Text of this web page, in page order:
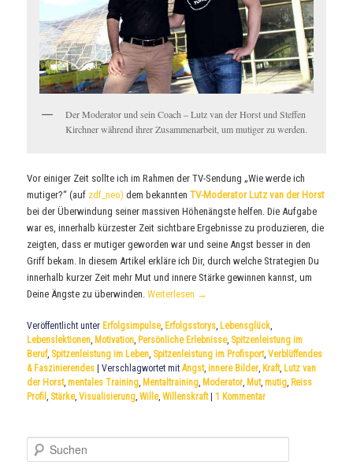
Der Moderator und sein Coach – Lutz van der Horst und Steffen
Kirchner während ihrer Zusammenarbeit, um mutiger zu werden.
Vor einiger Zeit sollte ich im Rahmen der TV-Sendung „Wie werde ich
mutiger?“ (auf zdf_neo) dem bekanntenTV-Moderator Lutz van der Horst
bei der Überwindung seiner massiven Höhenängste helfen. Die Aufgabe
war es, innerhalb kürzester Zeit sichtbare Ergebnisse zu produzieren, die
zeigten, dass er mutiger geworden war und seine Angst besser in den
Griff bekam. In diesem Artikel erkläre ich Dir, durch welche Strategien Du
innerhalb kurzer Zeit mehr Mut und innere Stärke gewinnen kannst, um
Deine Ängste zu überwinden.Weiterlesen →
Veröffentlicht unter Erfolgsimpulse, Erfolgsstorys, Lebensglück,
Lebenslektionen, Motivation, Persönliche Erlebnisse, Spitzenleistung im
Beruf, Spitzenleistung im Leben, Spitzenleistung im Profisport,Verblüffendes
& Faszinierendes
|Verschlagwortet mit Angst, innere Bilder, Kraft, Lutz van
der Horst,mentales Training, Mentaltraining, Moderator, Mut,mutig, Reiss
Profil, Stärke,Visualisierung,Wille,Willenskraft |1 Kommentar
u